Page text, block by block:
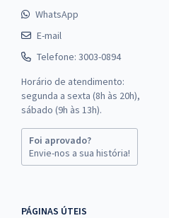
WhatsApp
E-mail
Telefone: 3003-0894
Horário de atendimento:
segunda a sexta (8h às 20h),
sábado (9h às 13h).
Foi aprovado?
Envie-nos a sua história!
PÁGINAS ÚTEIS